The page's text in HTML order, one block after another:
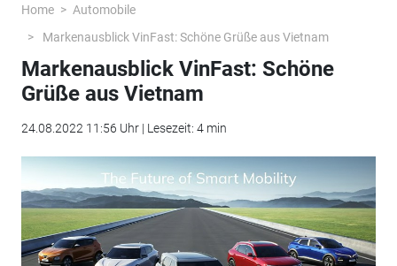
Home
Automobile
Markenausblick VinFast: Schöne Grüße aus Vietnam
Markenausblick VinFast: Schöne
Grüße aus Vietnam
24.08.2022 11:56 Uhr | Lesezeit: 4 min